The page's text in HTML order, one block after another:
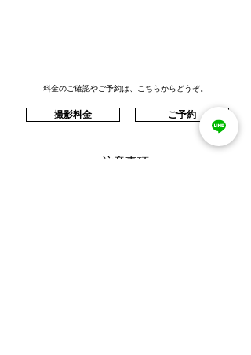
料金のご確認やご予約は、こちらからどうぞ。
撮影料金 ご予約